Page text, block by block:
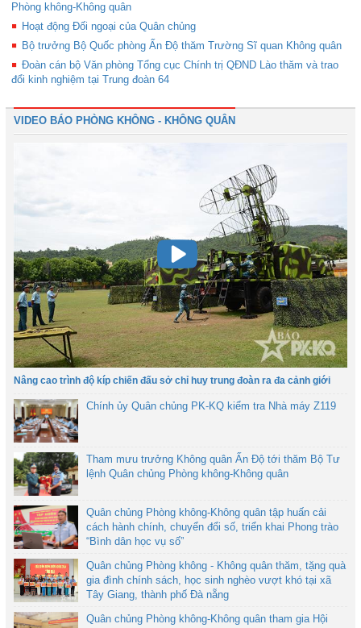
Phòng không-Không quân
Hoạt động Đối ngoại của Quân chủng
Bộ trưởng Bộ Quốc phòng Ấn Độ thăm Trường Sĩ quan Không quân
Đoàn cán bộ Văn phòng Tổng cục Chính trị QĐND Lào thăm và trao
đổi kinh nghiệm tại Trung đoàn 64
VIDEO BÁO PHÒNG KHÔNG - KHÔNG QUÂN
Nâng cao trình độ kíp chiến đấu sở chỉ huy trung đoàn ra đa cảnh giới
Chính ủy Quân chủng PK-KQ kiểm tra Nhà máy Z119
Tham mưu trưởng Không quân Ấn Độ tới thăm Bộ Tư
lệnh Quân chủng Phòng không-Không quân
Quân chủng Phòng không-Không quân tập huấn cải
cách hành chính, chuyển đổi số, triển khai Phong trào
“Bình dân học vụ số”
Quân chủng Phòng không - Không quân thăm, tặng quà
gia đình chính sách, học sinh nghèo vượt khó tại xã
Tây Giang, thành phố Đà nẵng
Quân chủng Phòng không-Không quân tham gia Hội